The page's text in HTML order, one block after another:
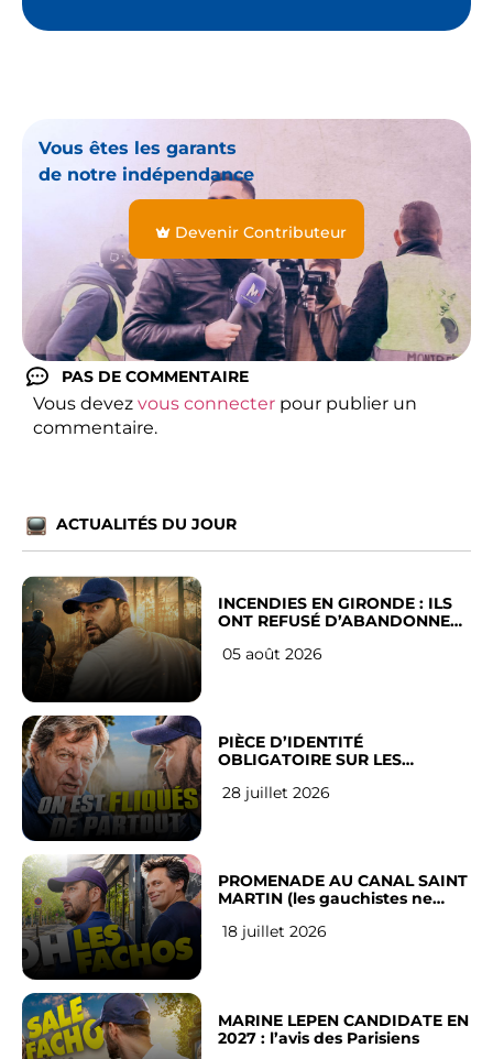
Vous êtes les garants
de notre indépendance
Devenir Contributeur
PAS DE COMMENTAIRE
Vous devez vous connecter pour publier un
commentaire.
ACTUALITÉS DU JOUR
INCENDIES EN GIRONDE : ILS
ONT REFUSÉ D’ABANDONNER
05 août 2026
PIÈCE D’IDENTITÉ
OBLIGATOIRE SUR LES
Français
28 juillet 2026
PROMENADE AU CANAL SAINT
MARTIN (les gauchistes ne
18 juillet 2026
MARINE LEPEN CANDIDATE EN
2027 : l’avis des Parisiens